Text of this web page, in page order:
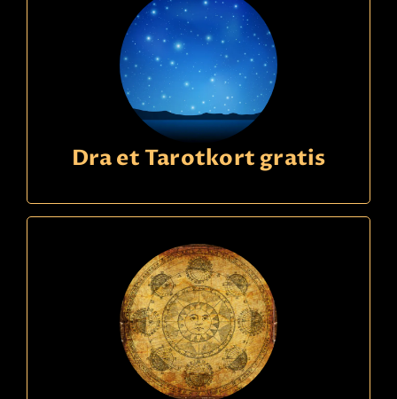
Dra et Tarotkort gratis